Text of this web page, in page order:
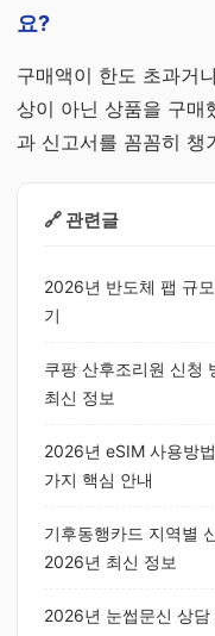
요?
구매액이 한도 초과거
상이 아닌 상품을 구매
과 신고서를 꼼꼼히 챙
🔗 관련글
2026년 반도체 팹 규
기
쿠팡 산후조리원 신청
최신 정보
2026년 eSIM 사용방
가지 핵심 안내
기후동행카드 지역별
2026년 최신 정보
2026년 눈썹문신 상